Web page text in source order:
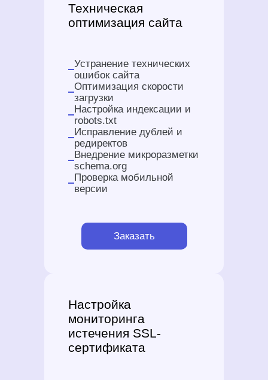
Техническая
оптимизация сайта
Устранение технических
ошибок сайта
Оптимизация скорости
загрузки
Настройка индексации и
robots.txt
Исправление дублей и
редиректов
Внедрение микроразметки
schema.org
Проверка мобильной
версии
Заказать
Настройка
мониторинга
истечения SSL-
сертификата